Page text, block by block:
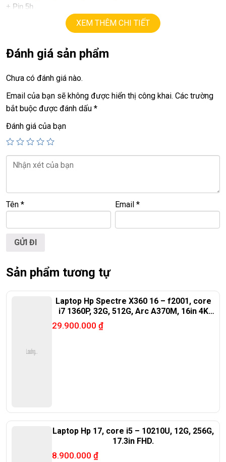
+ Pin 5h
💻LAPTOP TRIỀU PHÁT • UY TÍN • CHẤT LƯỢNG • GIÁ
📍Địa chỉ:60/26 Đồng Đen, P. Tân Bình, TP.HCM
🌐Website: https://laptoptrieuphat.com
Tất c ảs ản ph
cam kết chính hãng 100%
XEM THÊM CHI TIẾT
Đánh giá sản phẩm
Chưa có đánh giá nào.
Email của bạn sẽ không được hiển thị công khai. Các trường
bắt buộc được đánh dấu *
Đánh giá của bạn
Tên * Email*
Sản phẩm tương tự
Laptop Hp Spectre X360 16 – f2001, core
i7 1360P, 32G, 512G, Arc A370M, 16in 4K
29.900.000 ₫
Laptop Hp 17, core i5 – 10210U, 12G, 256G,
17.3in FHD.
8.900.000 ₫